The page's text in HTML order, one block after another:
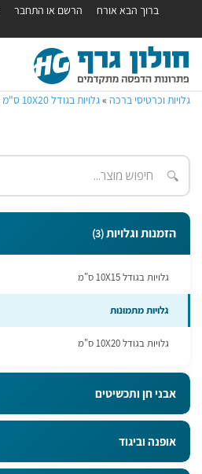
ברוך הבא אורח הרשם או התחבר
גלויות וכרטיסי ברכה »גלויות בגודל 10X20 ס"מ
🔍
הזמנות וגלויות(3)
גלויות בגודל 10X15 ס"מ
גלויות מתמונות
גלויות בגודל 10X20 ס"מ
אבני חן ותכשיטים
אופנה וביגוד